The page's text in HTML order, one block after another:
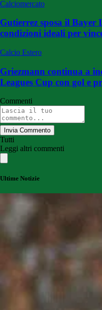
Calciomercato
Gutierrez sposa il Bayer
condizioni ideali per
Calcio Estero
Griezmann continua a
Leagues Cup con gol e
Commenti
Invia Commento
Tutti
Leggi altri commenti
Ultime Notizie